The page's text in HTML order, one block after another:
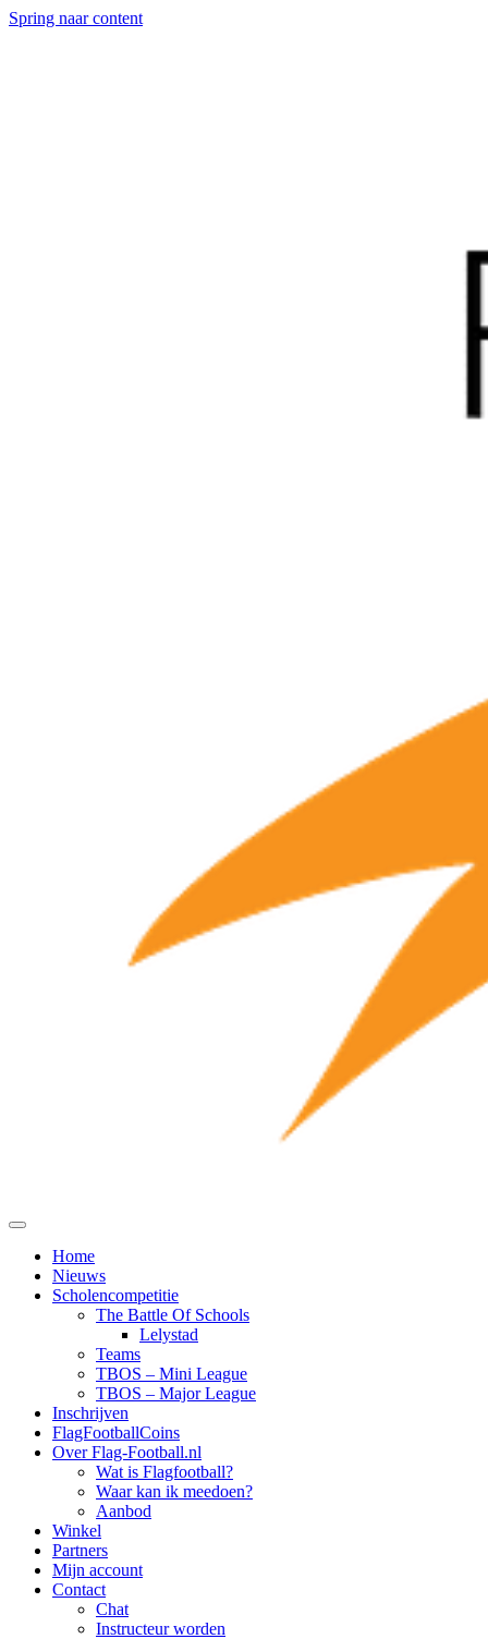
Spring naar content
Home
Nieuws
Scholencompetitie
The Battle Of Schools
Lelystad
Teams
TBOS – Mini League
TBOS – Major League
Inschrijven
FlagFootballCoins
Over Flag-Football.nl
Wat is Flagfootball?
Waar kan ik meedoen?
Aanbod
Winkel
Partners
Mijn account
Contact
Chat
Instructeur worden